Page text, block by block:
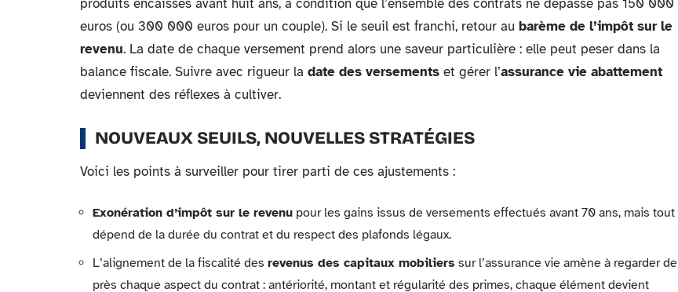
produits encaissés avant huit ans, à condition que l’ensemble des contrats ne dépasse pas 150 000
euros (ou 300 000 euros pour un couple). Si le seuil est franchi, retour au barème de l’impôt sur le
revenu. La date de chaque versement prend alors une saveur particulière : elle peut peser dans la
balance fiscale. Suivre avec rigueur la date des versements et gérer l’assurance vie abattement
deviennent des réflexes à cultiver.
NOUVEAUX SEUILS, NOUVELLES STRATÉGIES
Voici les points à surveiller pour tirer parti de ces ajustements :
Exonération d’impôt sur le revenu pour les gains issus de versements effectués avant 70 ans, mais tout
dépend de la durée du contrat et du respect des plafonds légaux.
L’alignement de la fiscalité des revenus des capitaux mobiliers sur l’assurance vie amène à regarder de
près chaque aspect du contrat : antériorité, montant et régularité des primes, chaque élément devient